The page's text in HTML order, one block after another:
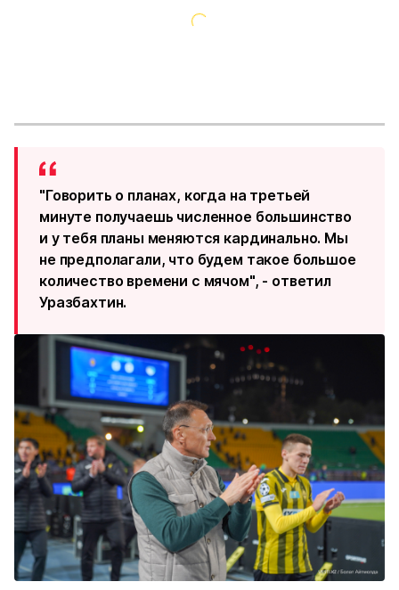
"Говорить о планах, когда на третьей
минуте получаешь численное большинство
и у тебя планы меняются кардинально. Мы
не предполагали, что будем такое большое
количество времени с мячом", - ответил
Уразбахтин.